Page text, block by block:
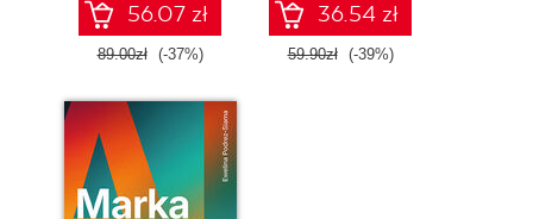
56.07 zł
89.00zł (-37%)
36.54 zł
59.90zł (-39%)